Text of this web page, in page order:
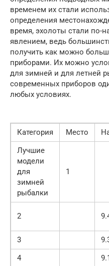
временем их стали
определения
время, эхолоты стали по-
явлением, ведь
получить как можно
приборами. Их можно
для зимней и для летней
современных приборов
любых условиях.
Категория Место
Лучшие
модели
для
зимней
рыбалки
1
2
3
4